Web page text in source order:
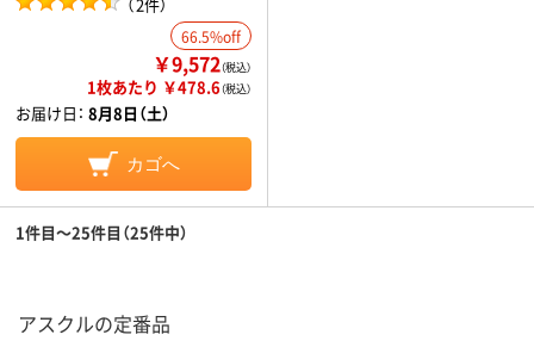
66.5%off
￥9,572（税込）
1枚あたり ￥478.6（税込）
お届け日： 8月8日（土）
カゴへ
1件目～25件目（25件中）
アスクルの定番品